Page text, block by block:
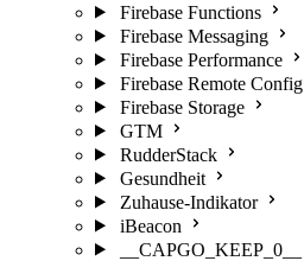
Firebase Functions
Firebase Messaging
Firebase Performance
Firebase Remote Config
Firebase Storage
GTM
RudderStack
Gesundheit
Zuhause-Indikator
iBeacon
__CAPGO_KEEP_0__